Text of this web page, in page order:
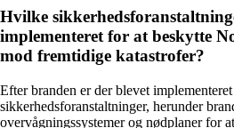
Hvilke
implementeret for at beskytte
mod fremtidige katastrofer?
Efter branden er der blevet
sikkerhedsforanstaltninger, herunder
overvågningssystemer og nødplaner for